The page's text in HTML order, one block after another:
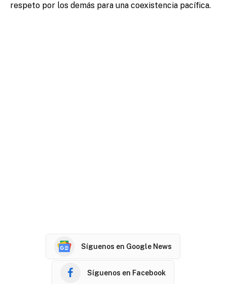
respeto por los demás para una coexistencia pacífica.
Síguenos en Google News
Síguenos en Facebook